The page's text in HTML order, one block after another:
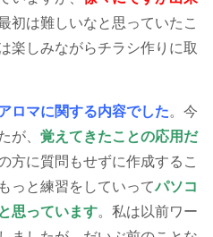
初は難しいなと思っていたこ
楽しみながらチラシ作りに取
ロマに関する内容でした。今
が、 覚えてきたことの応用だ
方に質問もせずに作成するこ
っと練習をしていってパソコ
思っています。私は以前ワー